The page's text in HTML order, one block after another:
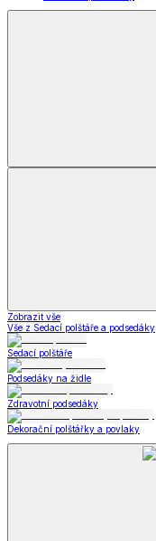
Zobrazit vše
Vše z Sedací polštáře a podsedáky
Sedací polštáře
Podsedáky na židle
Zdravotní podsedáky
Dekorační polštářky a povlaky